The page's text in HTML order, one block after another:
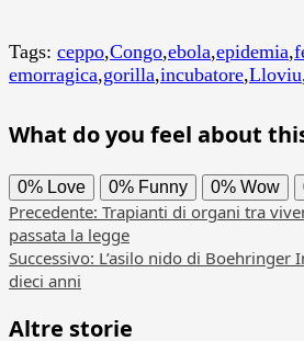
Tags: ceppo,Congo,ebola,epidemia,
emorragica,gorilla,incubatore,Lloviu
What do you feel about
0% Love 0% Funny 0% Wow
Navigazione
articolo
Precedente: Trapianti di organi tra
passata la legge
Successivo: L’asilo nido di Boehringer
dieci anni
Altre storie